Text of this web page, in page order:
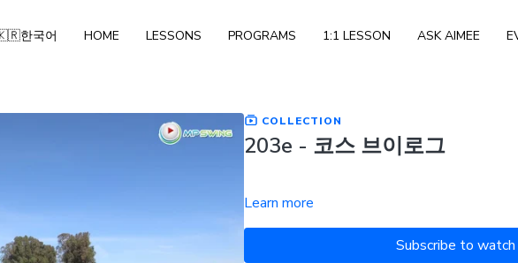
한국어 HOME LESSONS PROGRAMS 1:1 LESSON ASK AIMEE
COLLECTION
203e - 코스 브이로그
Learn more
Subscribe to watch